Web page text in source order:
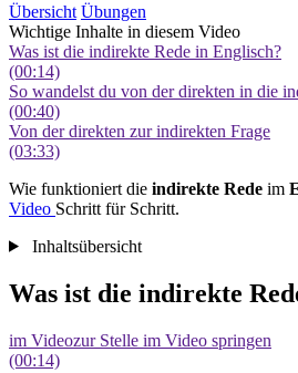
Übersicht Übungen
Wichtige Inhalte in diesem Video
Was ist die indirekte Rede in Englisch?
(00:14)
So wandelst du von der direkten in die
(00:40)
Von der direkten zur indirekten Frage
(03:33)
Wie funktioniert die indirekte Rede im
Video Schritt für Schritt.
Inhaltsübersicht
Was ist die indirekte
im Videozur Stelle im Video springen
(00:14)